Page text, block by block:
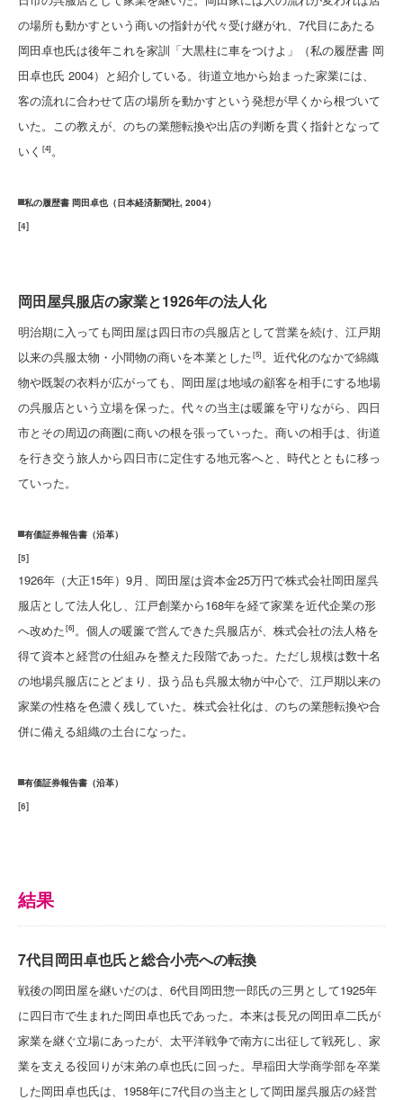
の場所も動かすという商いの指針が代々受け継がれ、7代目にあたる
岡田卓也氏は後年これを家訓「大黒柱に車をつけよ」（私の履歴書 岡
田卓也氏 2004）と紹介している。街道立地から始まった家業には、
客の流れに合わせて店の場所を動かすという発想が早くから根づいて
いた。この教えが、のちの業態転換や出店の判断を貫く指針となって
いく [4]。
私の履歴書 岡田卓也（日本経済新聞社, 2004）
[4]
岡田屋呉服店の家業と1926年の法人化
明治期に入っても岡田屋は四日市の呉服店として営業を続け、江戸期
以来の呉服太物・小間物の商いを本業とした[5]。近代化のなかで綿織
物や既製の衣料が広がっても、岡田屋は地域の顧客を相手にする地場
の呉服店という立場を保った。代々の当主は暖簾を守りながら、四日
市とその周辺の商圏に商いの根を張っていった。商いの相手は、街道
を行き交う旅人から四日市に定住する地元客へと、時代とともに移っ
ていった。
有価証券報告書（沿革）
[5]
1926年（大正15年）9月、岡田屋は資本金25万円で株式会社岡田屋呉
服店として法人化し、江戸創業から168年を経て家業を近代企業の形
へ改めた[6]。個人の暖簾で営んできた呉服店が、株式会社の法人格を
得て資本と経営の仕組みを整えた段階であった。ただし規模は数十名
の地場呉服店にとどまり、扱う品も呉服太物が中心で、江戸期以来の
家業の性格を色濃く残していた。株式会社化は、のちの業態転換や合
併に備える組織の土台になった。
有価証券報告書（沿革）
[6]
結果
7代目岡田卓也氏と総合小売への転換
戦後の岡田屋を継いだのは、6代目岡田惣一郎氏の三男として1925年
に四日市で生まれた岡田卓也氏であった。本来は長兄の岡田卓二氏が
家業を継ぐ立場にあったが、太平洋戦争で南方に出征して戦死し、家
業を支える役回りが末弟の卓也氏に回った。早稲田大学商学部を卒業
した岡田卓也氏は、1958年に7代目の当主として岡田屋呉服店の経営